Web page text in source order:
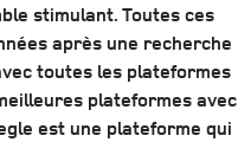
stimulant. Toutes ces
après une recherche
toutes les plateformes
plateformes avec
est une plateforme qui